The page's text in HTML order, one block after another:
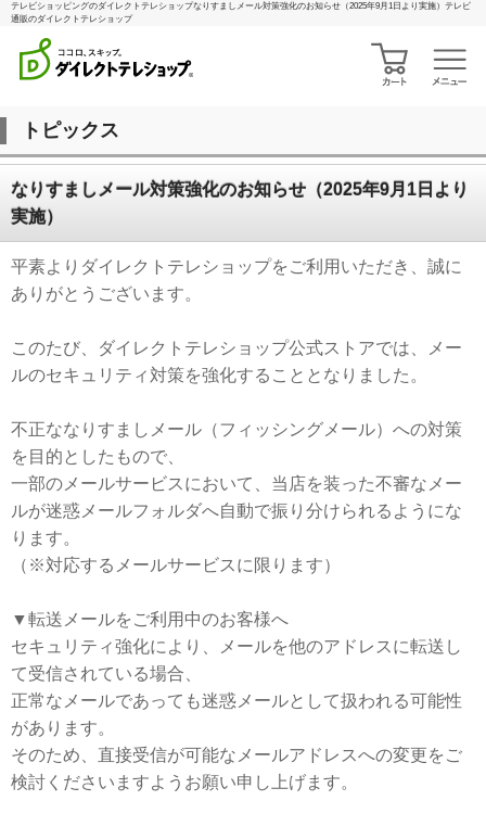
テレビショッピングのダイレクトテレショップなりすましメール対策強化のお知らせ（2025年9月1日より実施）テレビ
通販のダイレクトテレショップ
トピックス
なりすましメール対策強化のお知らせ（2025年9月1日より
実施）
平素よりダイレクトテレショップをご利用いただき、誠に
ありがとうございます。
このたび、ダイレクトテレショップ公式ストアでは、メー
ルのセキュリティ対策を強化することとなりました。
不正ななりすましメール（フィッシングメール）への対策
を目的としたもので、
一部のメールサービスにおいて、当店を装った不審なメー
ルが迷惑メールフォルダへ自動で振り分けられるようにな
ります。
（※対応するメールサービスに限ります）
▼転送メールをご利用中のお客様へ
セキュリティ強化により、メールを他のアドレスに転送し
て受信されている場合、
正常なメールであっても迷惑メールとして扱われる可能性
があります。
そのため、直接受信が可能なメールアドレスへの変更をご
検討くださいますようお願い申し上げます。